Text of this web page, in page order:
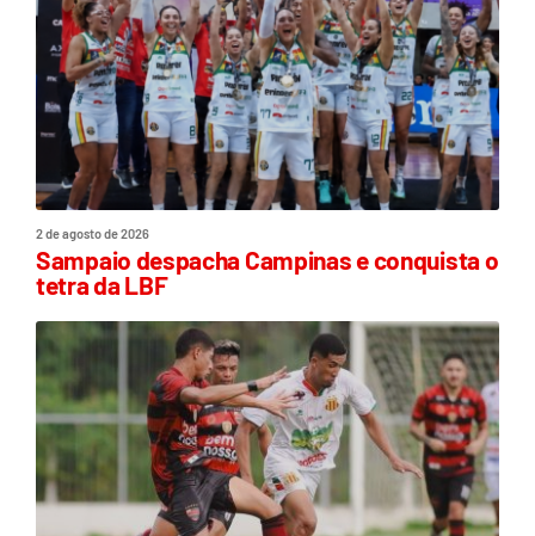
2 de agosto de 2026
Sampaio despacha Campinas e conquista o
tetra da LBF